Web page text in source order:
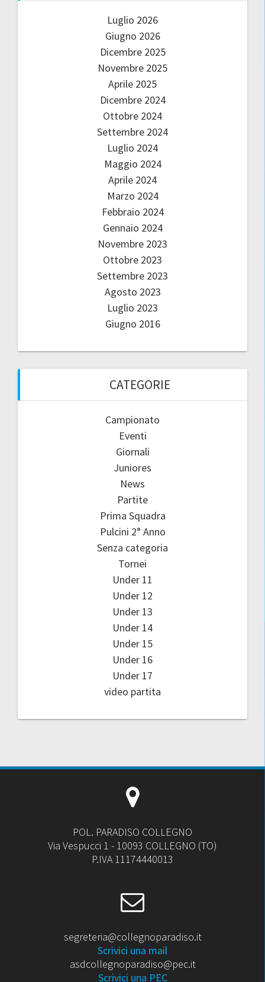
Luglio 2026
Giugno 2026
Dicembre 2025
Novembre 2025
Aprile 2025
Dicembre 2024
Ottobre 2024
Settembre 2024
Luglio 2024
Maggio 2024
Aprile 2024
Marzo 2024
Febbraio 2024
Gennaio 2024
Novembre 2023
Ottobre 2023
Settembre 2023
Agosto 2023
Luglio 2023
Giugno 2016
CATEGORIE
Campionato
Eventi
Giornali
Juniores
News
Partite
Prima Squadra
Pulcini 2° Anno
Senza categoria
Tornei
Under 11
Under 12
Under 13
Under 14
Under 15
Under 16
Under 17
video partita
POL. PARADISO COLLEGNO
Via Vespucci 1 - 10093 COLLEGNO (TO)
P.IVA 11174440013
segreteria@collegnoparadiso.it
Scrivici una mail
asdcollegnoparadiso@pec.it
Scrivici una PEC